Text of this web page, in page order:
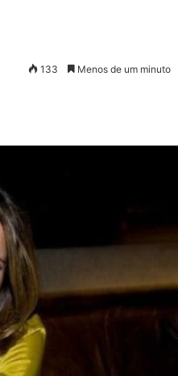
133 Menos de um minuto